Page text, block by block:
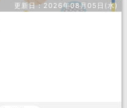
更新日：2026年08月05日(水)